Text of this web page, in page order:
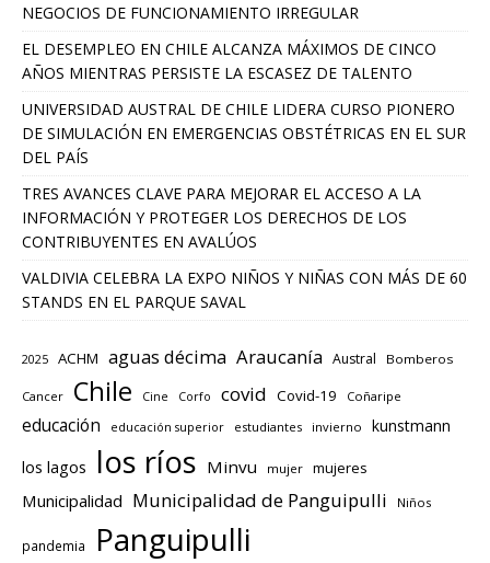
NEGOCIOS DE FUNCIONAMIENTO IRREGULAR
EL DESEMPLEO EN CHILE ALCANZA MÁXIMOS DE CINCO
AÑOS MIENTRAS PERSISTE LA ESCASEZ DE TALENTO
UNIVERSIDAD AUSTRAL DE CHILE LIDERA CURSO PIONERO
DE SIMULACIÓN EN EMERGENCIAS OBSTÉTRICAS EN EL SUR
DEL PAÍS
TRES AVANCES CLAVE PARA MEJORAR EL ACCESO A LA
INFORMACIÓN Y PROTEGER LOS DERECHOS DE LOS
CONTRIBUYENTES EN AVALÚOS
VALDIVIA CELEBRA LA EXPO NIÑOS Y NIÑAS CON MÁS DE 60
STANDS EN EL PARQUE SAVAL
2025 ACHM aguas décima Araucanía Austral Bomberos
Cancer Chile Cine Corfo covid Covid-19 Coñaripe
educación educación superior estudiantes invierno kunstmann
los lagos los ríos Minvu mujer mujeres
Municipalidad Municipalidad de Panguipulli Niños
pandemia Panguipulli